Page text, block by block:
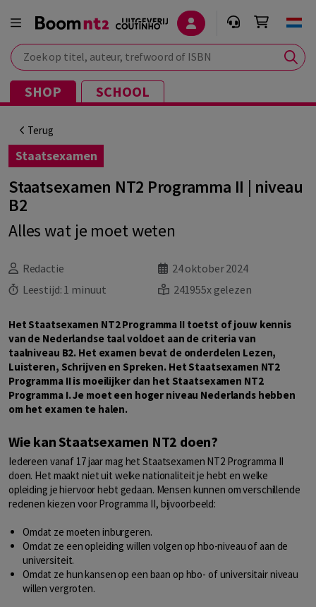
Zoek op titel, auteur, trefwoord of ISBN
SHOP SCHOOL
Terug
Staatsexamen
Staatsexamen NT2 Programma II | niveau
B2
Alles wat je moet weten
Redactie
24 oktober 2024
Leestijd: 1 minuut 241955x gelezen
Het Staatsexamen NT2 Programma II toetst of jouw kennis
van de Nederlandse taal voldoet aan de criteria van
taalniveau B2. Het examen bevat de onderdelen Lezen,
Luisteren, Schrijven en Spreken. Het Staatsexamen NT2
Programma II is moeilijker dan het Staatsexamen NT2
Programma I. Je moet een hoger niveau Nederlands hebben
om het examen te halen.
Wie kan Staatsexamen NT2 doen?
Iedereen vanaf 17 jaar mag het Staatsexamen NT2 Programma II
doen. Het maakt niet uit welke nationaliteit je hebt en welke
opleiding je hiervoor hebt gedaan. Mensen kunnen om verschillende
redenen kiezen voor Programma II, bijvoorbeeld:
Omdat ze moeten inburgeren.
Omdat ze een opleiding willen volgen op hbo-niveau of aan de
universiteit.
Omdat ze hun kansen op een baan op hbo- of universitair niveau
willen vergroten.